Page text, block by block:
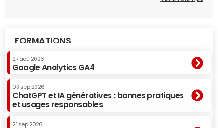
FORMATIONS
27 aoû 2026
Google Analytics GA4
03 sep 2026
ChatGPT et IA génératives : bonnes pratiques
et usages responsables
21 sep 2026